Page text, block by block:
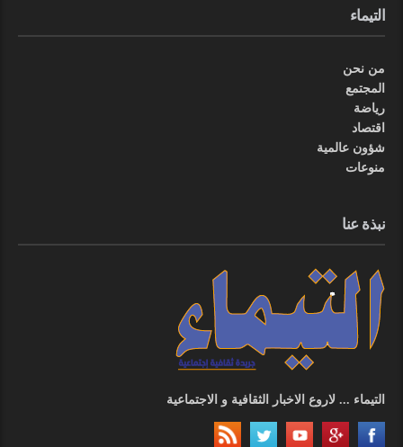
التيماء
من نحن
المجتمع
رياضة
اقتصاد
شؤون عالمية
منوعات
نبذة عنا
التيماء ... لاروع الاخبار الثقافية و الاجتماعية